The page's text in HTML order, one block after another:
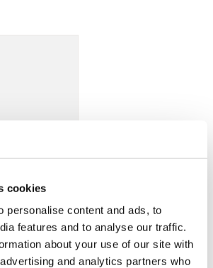
cookies
personalise content and ads, to
features and to analyse our traffic.
about your use of our site with
and analytics partners who